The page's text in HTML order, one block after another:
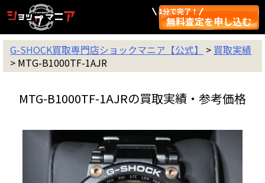
1分で完了！
無料査定を申し込む
G-SHOCK買取専門店ショックマニア【公式】 > 買取実績
> MTG-B1000TF-1AJR
MTG-B1000TF-1AJRの買取実績・参考価格